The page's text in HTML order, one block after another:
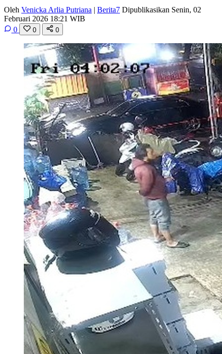
Oleh Venicka Arlia Putriana | Berita7 Dipublikasikan Senin, 02
Februari 2026 18:21 WIB
0
0 0